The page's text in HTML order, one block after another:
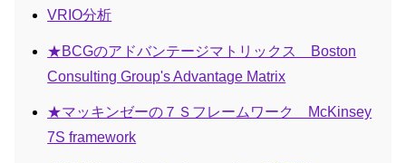
VRIO分析
★BCGのアドバンテージマトリックス Boston
Consulting Group's Advantage Matrix
★マッキンゼーの７Ｓフレームワーク McKinsey
7S framework